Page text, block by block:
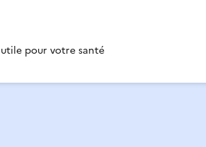
pour votre santé